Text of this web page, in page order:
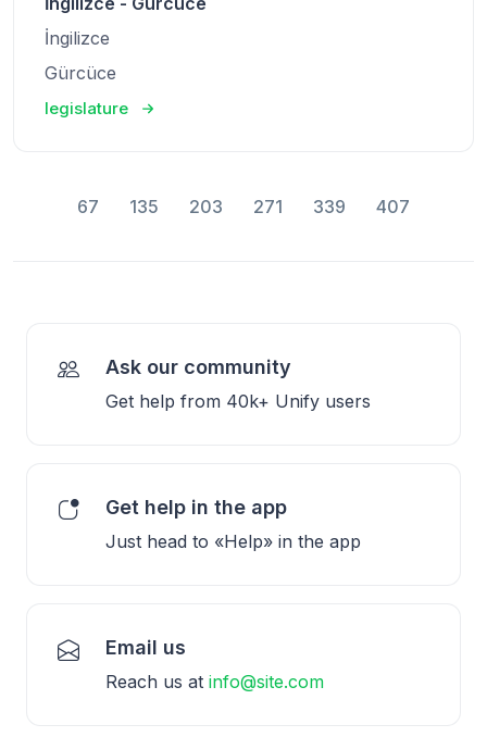
İngilizce
Gürcüce
legislature
67 135 203 271 339 407
Ask our community
Get help from 40k+ Unify users
Get help in the app
Just head to «Help» in the app
Email us
Reach us at info@site.com